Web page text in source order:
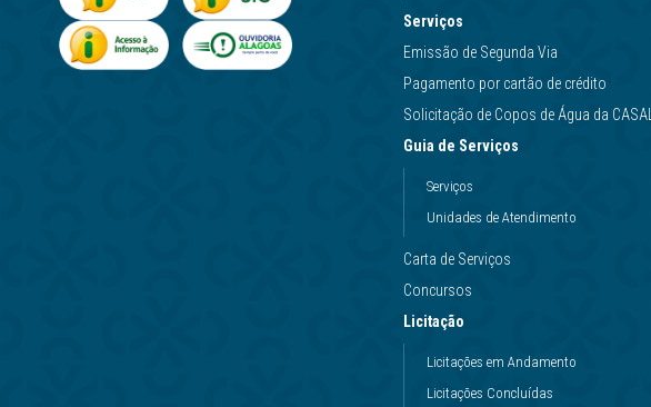
Serviços
Emissão de Segunda Via
Pagamento por cartão de crédito
Solicitação de Copos de Água da CASAL
Guia de Serviços
Serviços
Unidades de Atendimento
Carta de Serviços
Concursos
Licitação
Licitações em Andamento
Licitações Concluídas